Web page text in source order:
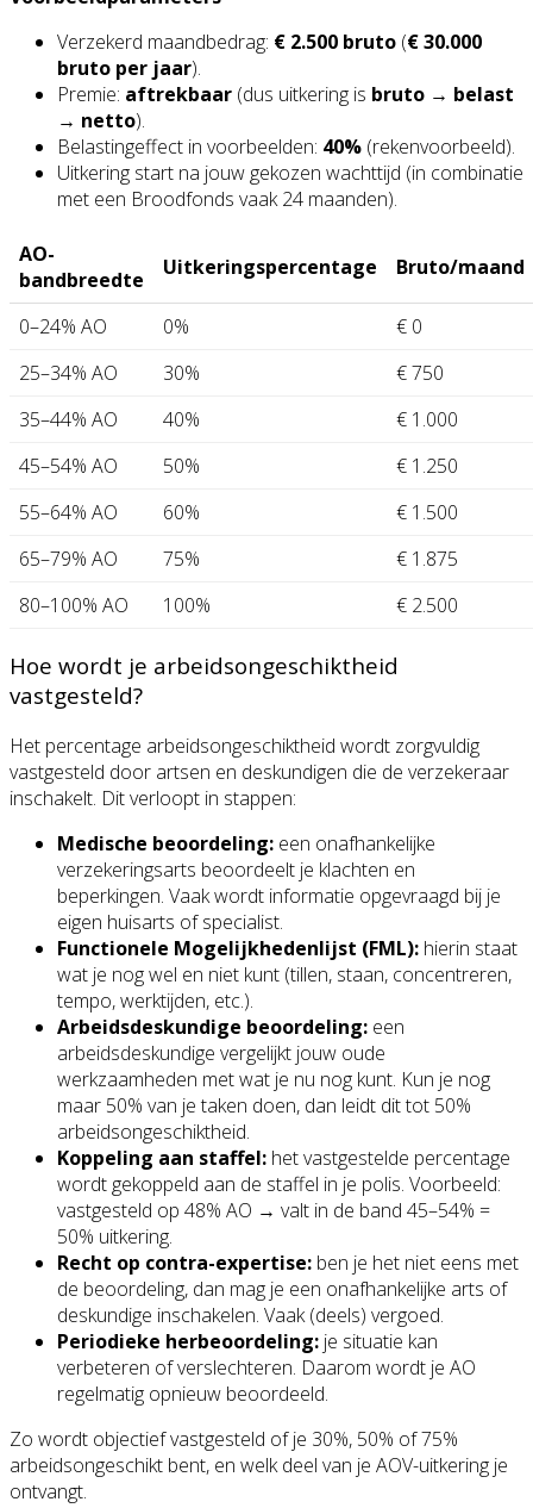
Verzekerd maandbedrag: € 2.500 bruto (€ 30.000
bruto per jaar).
Premie: aftrekbaar (dus uitkering is bruto → belast
→ netto).
Belastingeffect in voorbeelden: 40% (rekenvoorbeeld).
Uitkering start na jouw gekozen wachttijd (in combinatie
met een Broodfonds vaak 24 maanden).
AO-
bandbreedte
Uitkeringspercentage Bruto/maand
0–24% AO 0%
€ 0
25–34% AO
30%
€ 750
35–44% AO
40%
€ 1.000
45–54% AO
50%
€ 1.250
55–64% AO
60%
€ 1.500
65–79% AO
75%
€ 1.875
80–100% AO
100% € 2.500
Hoe wordt je arbeidsongeschiktheid
vastgesteld?
Het percentage arbeidsongeschiktheid wordt zorgvuldig
vastgesteld door artsen en deskundigen die de verzekeraar
inschakelt. Dit verloopt in stappen:
Medische beoordeling: een onafhankelijke
verzekeringsarts beoordeelt je klachten en
beperkingen. Vaak wordt informatie opgevraagd bij je
eigen huisarts of specialist.
Functionele Mogelijkhedenlijst (FML): hierin staat
wat je nog wel en niet kunt (tillen, staan, concentreren,
tempo, werktijden, etc.).
Arbeidsdeskundige beoordeling: een
arbeidsdeskundige vergelijkt jouw oude
werkzaamheden met wat je nu nog kunt. Kun je nog
maar 50% van je taken doen, dan leidt dit tot 50%
arbeidsongeschiktheid.
Koppeling aan staffel: het vastgestelde percentage
wordt gekoppeld aan de staffel in je polis. Voorbeeld:
vastgesteld op 48% AO → valt in de band 45–54% =
50% uitkering.
Recht op contra-expertise: ben je het niet eens met
de beoordeling, dan mag je een onafhankelijke arts of
deskundige inschakelen. Vaak (deels) vergoed.
Periodieke herbeoordeling: je situatie kan
verbeteren of verslechteren. Daarom wordt je AO
regelmatig opnieuw beoordeeld.
Zo wordt objectief vastgesteld of je 30%, 50% of 75%
arbeidsongeschikt bent, en welk deel van je AOV-uitkering je
ontvangt.